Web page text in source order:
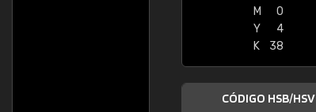
M
0
Y
4
K
38
CÓDIGO HSB/HSV